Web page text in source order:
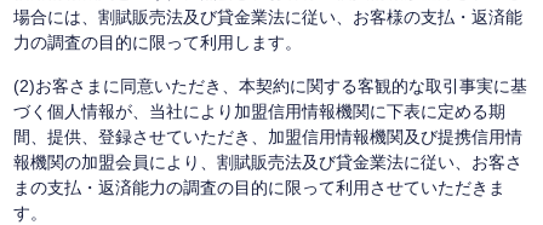
場合には、割賦販売法及び貸金業法に従い、お客様の支払・返済能
力の調査の目的に限って利用します。
(2)お客さまに同意いただき、本契約に関する客観的な取引事実に基
づく個人情報が、当社により加盟信用情報機関に下表に定める期
間、提供、登録させていただき、加盟信用情報機関及び提携信用情
報機関の加盟会員により、割賦販売法及び貸金業法に従い、お客さ
まの支払・返済能力の調査の目的に限って利用させていただきま
す。